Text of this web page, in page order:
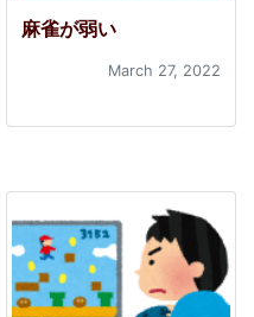
麻雀が弱い
March 27, 2022